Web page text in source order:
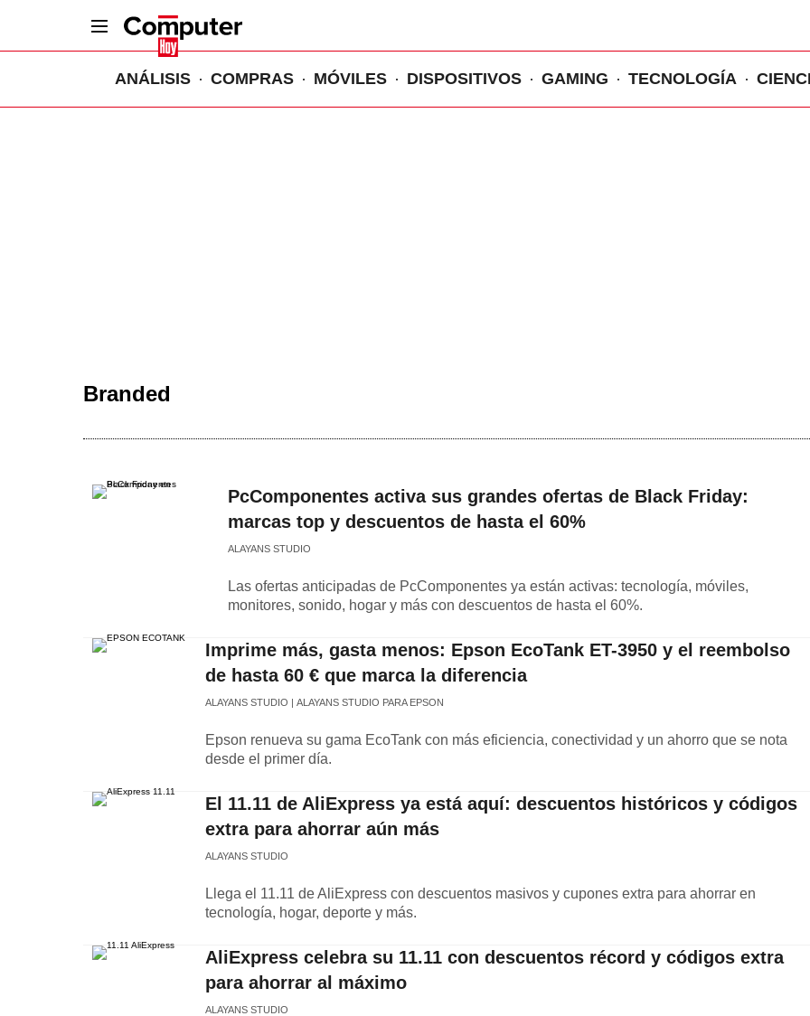
ANÁLISIS COMPRAS MÓVILES DISPOSITIVOS GAMING TECNOLOGÍA
Branded
PcComponentes activa sus grandes ofertas de Black Friday:
marcas top y descuentos de hasta el 60%
ALAYANS STUDIO
Las ofertas anticipadas de PcComponentes ya están activas: tecnología, móviles,
monitores, sonido, hogar y más con descuentos de hasta el 60%.
Imprime más, gasta menos: Epson EcoTank ET-3950 y el reembolso
de hasta 60 € que marca la diferencia
ALAYANS STUDIO ALAYANS STUDIO PARA EPSON
Epson renueva su gama EcoTank con más eficiencia, conectividad y un ahorro que se nota
desde el primer día.
El 11.11 de AliExpress ya está aquí: descuentos históricos y códigos
extra para ahorrar aún más
ALAYANS STUDIO
Llega el 11.11 de AliExpress con descuentos masivos y cupones extra para ahorrar en
tecnología, hogar, deporte y más.
AliExpress celebra su 11.11 con descuentos récord y códigos extra
para ahorrar al máximo
ALAYANS STUDIO